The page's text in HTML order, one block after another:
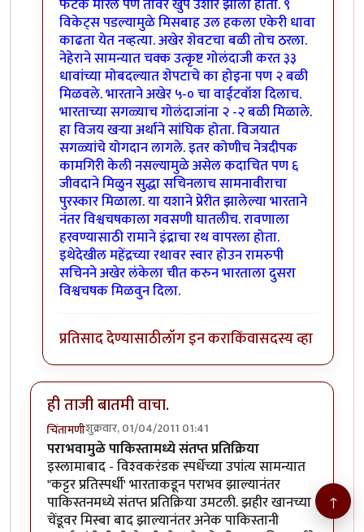
फटके मारले पण तोवर खुप उशीर झाला होता. ९
विकेट्स पडल्यामुळे मिसबाह उल हकला एकेरी धावा
काढता येत नव्हत्या. अखेर शेवटचा बळी तोच ठरला.
नेहेराने सामन्यात चक्क उत्कृष्ट गोलंदाजी करत ३३
धावांच्या मोबदल्यात शेपटाचे का होइना पण २ बळी
मिळवले. भारताने अखेर ५-० चा वाईटवॉश दिलाच.
भारताच्या सगळ्याच गोलंदाजांना २ -२ बळी मिळाले.
हा विजय खर्‍या अर्थाने सांघिक होता. विजयात
सगळ्यांचे योगदान लागले. इतर कोणीच नेत्रदीपक
कामगिरी केली नसल्यामुळे असेल कदाचित पण ६
जीवदाने मिळुन सुद्धा सचिनलाच सामनावीराचा
पुरस्कार मिळाला. या यशाने प्रेरीत झालेल्या भारताने
नंतर विश्वचषकाला गवसणी घातलीच. रावणाला
हरवण्यासाठी रामाने इंद्राचा रथ वापरला होता.
इथेदेखील महेंद्रच्या रथावर स्वार होउन रामरुपी
सचिनने अखेर लंकेला चीत करुन भारताला दुसरा
विश्वचषक मिळवुन दिला.
प्रतिसाद देण्यासाठीलॉग इन कराकिंवासदस्य व्हा
ही ताजी बातमी वाचा.
चिंतामणीशुक्रवार, 01/04/2011 01:41
पराभवामुळे पाकिस्तामध्ये संतप्त प्रतिक्रिया
इस्लामाबाद - विश्‍वकरंडक स्पर्धेच्या उपांत्य सामन्यात
"कट्टर प्रतिस्पर्धी' भारताकडून पराभव झाल्यानंतर
पाकिस्तनमध्ये संतप्त प्रतिक्रिया उमटली. झहीर खानच्या
चेंडूवर मिस्बा बाद झाल्यानंतर अनेक पाकिस्तानी
↑